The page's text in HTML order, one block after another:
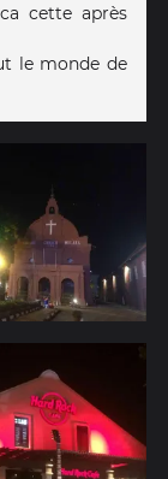
cette après
le monde de